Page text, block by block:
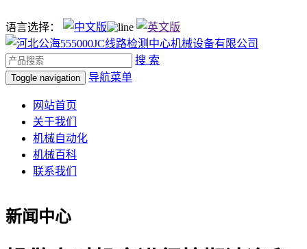
语言选择：
搜 索
Toggle navigation 导航菜单
网站首页
关于我们
机械自动化
机械百科
联系我们
新闻中心